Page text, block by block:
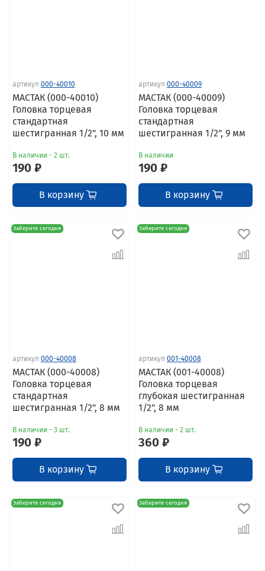
артикул 000-40010
МАСТАК (000-40010)
Головка торцевая
стандартная
шестигранная 1/2", 10 мм
В наличии - 2 шт.
190 ₽
В корзину
артикул 000-40009
МАСТАК (000-40009)
Головка торцевая
стандартная
шестигранная 1/2", 9 мм
В наличии
190 ₽
В корзину
Заберите сегодня
артикул 000-40008
МАСТАК (000-40008)
Головка торцевая
стандартная
шестигранная 1/2", 8 мм
В наличии - 3 шт.
190 ₽
В корзину
Заберите сегодня
артикул 001-40008
МАСТАК (001-40008)
Головка торцевая
глубокая шестигранная
1/2", 8 мм
В наличии - 2 шт.
360 ₽
В корзину
Заберите сегодня Заберите сегодня